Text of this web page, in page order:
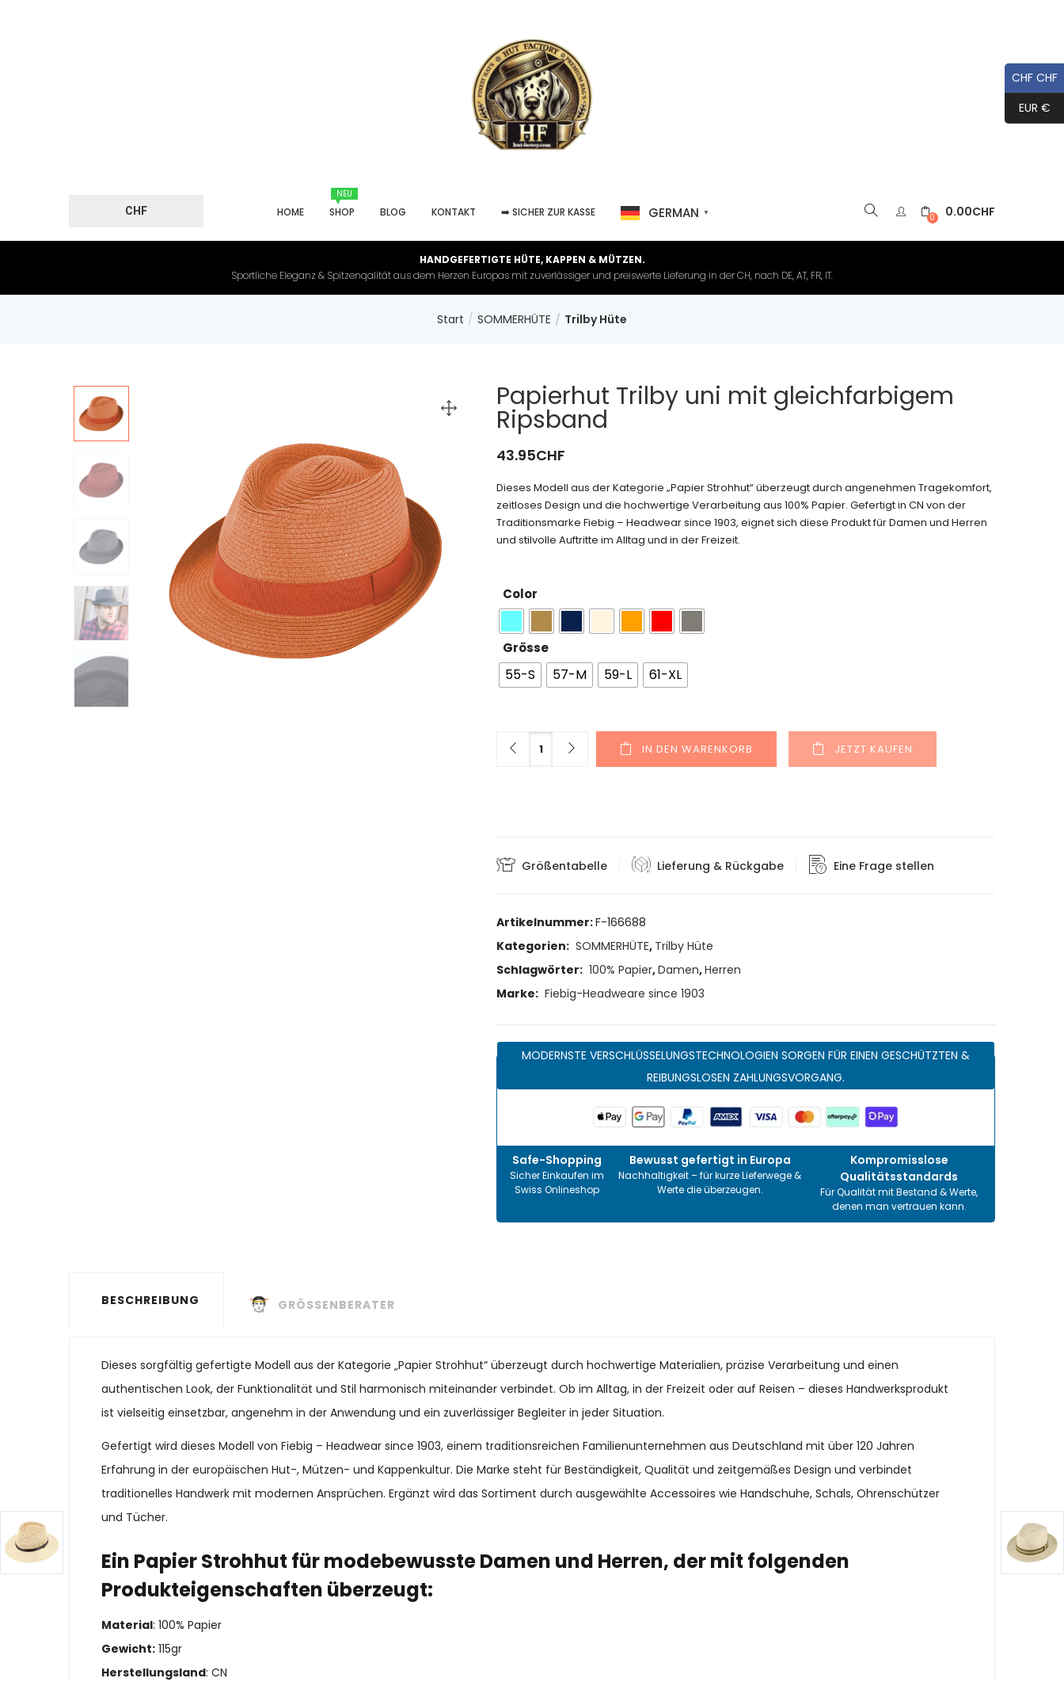
CHF HOME
NEU
SHOP BLOG KONTAKT ➡️ SICHER ZUR KASSE GERMAN ▼ 0 0.00CHF
HANDGEFERTIGTE HÜTE, KAPPEN & MÜTZEN.
Sportliche Eleganz & Spitzenqalität aus dem Herzen Europas mit zuverlässiger und preiswerte Lieferung in der CH, nach DE, AT, FR, IT.
Start SOMMERHÜTE Trilby Hüte
Papierhut Trilby uni mit gleichfarbigem
Ripsband
43.95CHF
Dieses Modell aus der Kategorie „Papier Strohhut“ überzeugt durch angenehmen Tragekomfort,
zeitloses Design und die hochwertige Verarbeitung aus 100% Papier. Gefertigt in CN von der
Traditionsmarke Fiebig – Headwear since 1903, eignet sich diese Produkt für Damen und Herren
und stilvolle Auftritte im Alltag und in der Freizeit.
Color
Grösse
55-S 57-M 59-L 61-XL
Menge
IN DEN WARENKORB JETZT KAUFEN
Größentabelle Lieferung & Rückgabe Eine Frage stellen
Artikelnummer:F-166688
Kategorien: SOMMERHÜTE, Trilby Hüte
Schlagwörter: 100% Papier,Damen,Herren
Marke: Fiebig-Headweare since 1903
MODERNSTE VERSCHLÜSSELUNGSTECHNOLOGIEN SORGEN FÜR EINEN GESCHÜTZTEN &
REIBUNGSLOSEN ZAHLUNGSVORGANG.
Safe-Shopping
Sicher Einkaufen im
Swiss Onlineshop
Bewusst gefertigt in Europa
Nachhaltigkeit – für kurze Lieferwege &
Werte die überzeugen.
Kompromisslose
Qualitätsstandards
Für Qualität mit Bestand & Werte,
denen man vertrauen kann.
BESCHREIBUNG GRÖSSENBERATER
Dieses sorgfältig gefertigte Modell aus der Kategorie „Papier Strohhut“ überzeugt durch hochwertige Materialien, präzise Verarbeitung und einen
authentischen Look, der Funktionalität und Stil harmonisch miteinander verbindet. Ob im Alltag, in der Freizeit oder auf Reisen – dieses Handwerksprodukt
ist vielseitig einsetzbar, angenehm in der Anwendung und ein zuverlässiger Begleiter in jeder Situation.
Gefertigt wird dieses Modell von Fiebig – Headwear since 1903, einem traditionsreichen Familienunternehmen aus Deutschland mit über 120 Jahren
Erfahrung in der europäischen Hut-, Mützen- und Kappenkultur. Die Marke steht für Beständigkeit, Qualität und zeitgemäßes Design und verbindet
traditionelles Handwerk mit modernen Ansprüchen. Ergänzt wird das Sortiment durch ausgewählte Accessoires wie Handschuhe, Schals, Ohrenschützer
und Tücher.
Ein Papier Strohhut für modebewusste Damen und Herren, der mit folgenden
Produkteigenschaften überzeugt:
Material: 100% Papier
Gewicht: 115gr
Herstellungsland: CN
CHF CHF
EUR €